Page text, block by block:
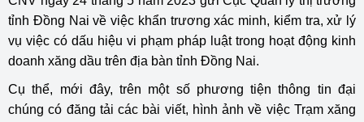
tỉnh Đồng Nai về việc khẩn trương xác minh, kiểm tra, xử lý
vụ việc có dấu hiệu vi phạm pháp luật trong hoạt động kinh
doanh xăng dầu trên địa bàn tỉnh Đồng Nai.
Cụ thể, mới đây, trên một số phương tiện thông tin đại
chúng có đăng tải các bài viết, hình ảnh về việc Trạm xăng